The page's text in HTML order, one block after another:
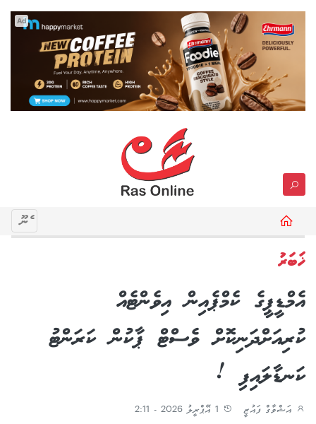
Ad
މެނޫ
ޚަބަރު
އެމްޑީޕީގެ ކެމްޕެއިން އިވެންޓެއް
ކުރިއަށްދަނިކޮށް ވެސްޓް ޕާކުން ކަރަންޓު
ކަނޑާލައިފި !
އަޝްވާގް ފައުޒީ